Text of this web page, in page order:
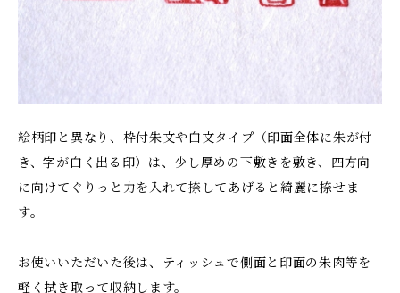
絵柄印と異なり、枠付朱文や白文タイプ（印面全体に朱が付
き、字が白く出る印）は、少し厚めの下敷きを敷き、四方向
に向けてぐりっと力を入れて捺してあげると綺麗に捺せま
す。
お使いいただいた後は、ティッシュで側面と印面の朱肉等を
軽く拭き取って収納します。